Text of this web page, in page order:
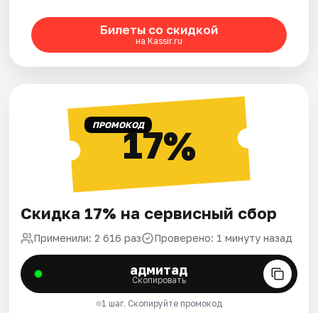
Билеты со скидкой
на Kassir.ru
ПРОМОКОД17%
Скидка 17% на сервисный сбор
Применили: 2 616 раз Проверено: 1 минуту назад
адмитад
Скопировать
1 шаг. Скопируйте промокод